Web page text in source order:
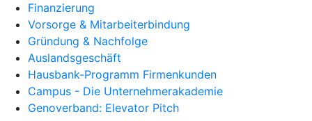
Finanzierung
Vorsorge & Mitarbeiterbindung
Gründung & Nachfolge
Auslandsgeschäft
Hausbank-Programm Firmenkunden
Campus - Die Unternehmerakademie
Genoverband: Elevator Pitch